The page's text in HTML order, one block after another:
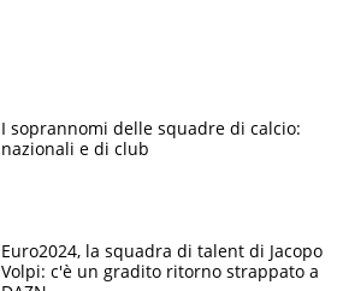
I soprannomi delle squadre di calcio:
nazionali e di club
Euro2024, la squadra di talent di Jacopo
Volpi: c'è un gradito ritorno strappato a